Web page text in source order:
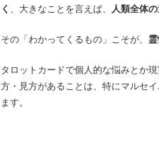
く 、大きなことを言えば、 人類全体
その「わかってくるもの」こそが、
タロットカードで個人的な悩みとか
方・見方があることは、特にマルセ
ます。